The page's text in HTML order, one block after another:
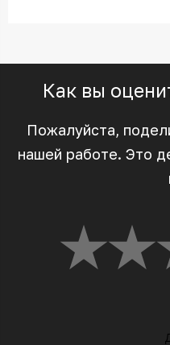
Как вы
Пожалуйста,
нашей работе. Это